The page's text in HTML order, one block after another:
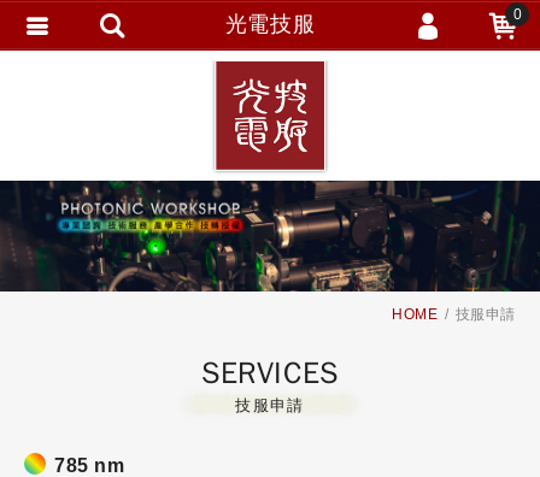
HOME 技服申請
SERVICES
技服申請
785 nm
光電技服 0
會員註冊
忘記密碼
訂單查詢
追蹤清單